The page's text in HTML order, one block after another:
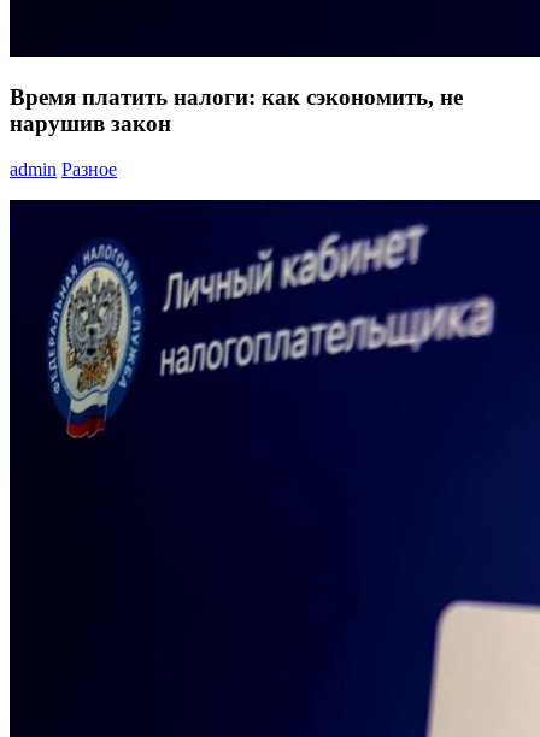
Время платить налоги: как сэкономить, не
нарушив закон
admin Разное